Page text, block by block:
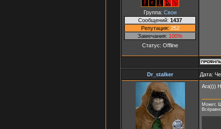
Группа: Свои
Сообщений: 1437
Репутация: 252
Замечания: 100%
Статус: Offline
Dr_stalker Дата:
Ага)))
Может,